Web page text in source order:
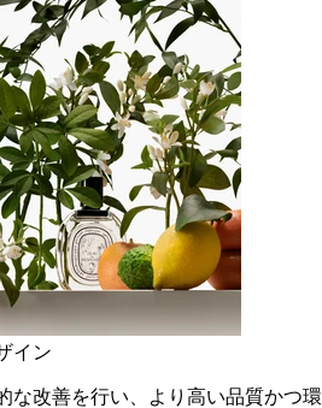
イン
な改善を行い、より高い品質かつ環